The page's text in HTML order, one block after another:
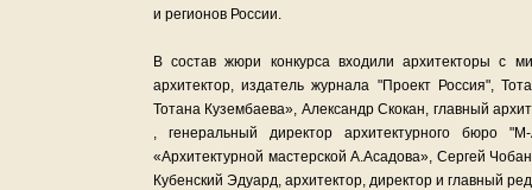
и регионов России.
В состав жюри конкурса входили архитекторы с
архитектор, издатель журнала "Проект Россия",
Тотана Кузембаева», Александр Скокан, главный
, генеральный директор архитектурного бюро
«Архитектурной мастерской А.Асадова», Сергей
Кубенский Эдуард, архитектор, директор и главный